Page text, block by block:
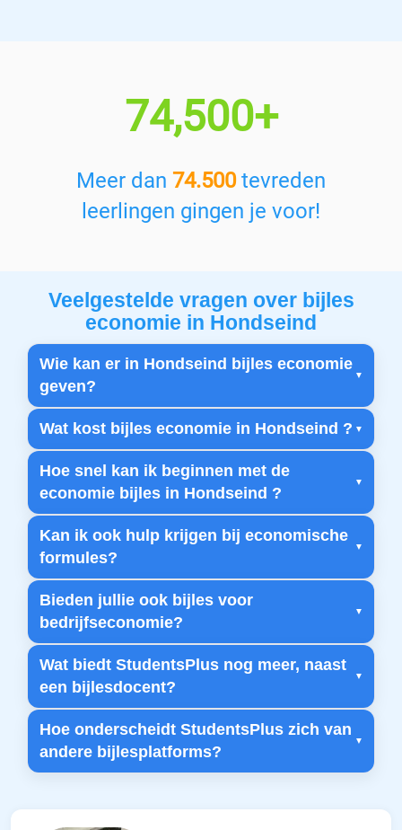
74,500+
Meer dan 74.500tevreden
leerlingen gingen je voor!
Veelgestelde vragen over bijles
economie in Hondseind
Wie kan er in Hondseind bijles economie
geven?
Wat kost bijles economie in Hondseind ?
Hoe snel kan ik beginnen met de
economie bijles in Hondseind ?
Kan ik ook hulp krijgen bij economische
formules?
Bieden jullie ook bijles voor
bedrijfseconomie?
Wat biedt StudentsPlus nog meer, naast
een bijlesdocent?
Hoe onderscheidt StudentsPlus zich van
andere bijlesplatforms?